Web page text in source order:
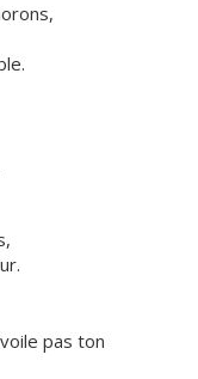
pas ton